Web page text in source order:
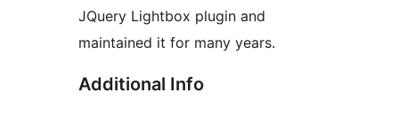
JQuery Lightbox plugin and
maintained it for many years.
Additional Info